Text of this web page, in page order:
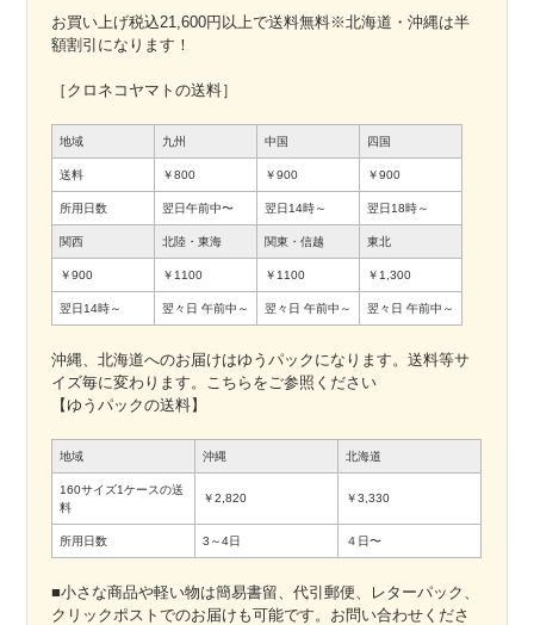
お買い上げ税込21,600円以上で送料無料※北海道・沖縄は半
額割引になります！
［クロネコヤマトの送料］
地域 九州 中国 四国
送料 ￥800 ￥900 ￥900
所用日数 翌日午前中〜 翌日14時～ 翌日18時～
関西 北陸・東海 関東・信越 東北
￥900 ￥1100 ￥1100 ￥1,300
翌日14時～ 翌々日 午前中～ 翌々日 午前中～ 翌々日 午前中～
沖縄、北海道へのお届けはゆうパックになります。送料等サ
イズ毎に変わります。こちらをご参照ください
【ゆうパックの送料】
地域 沖縄 北海道
160サイズ1ケースの送
料
￥2,820 ￥3,330
所用日数 3～4日 ４日〜
■小さな商品や軽い物は簡易書留、代引郵便、レターパック、
クリックポストでのお届けも可能です。お問い合わせくださ